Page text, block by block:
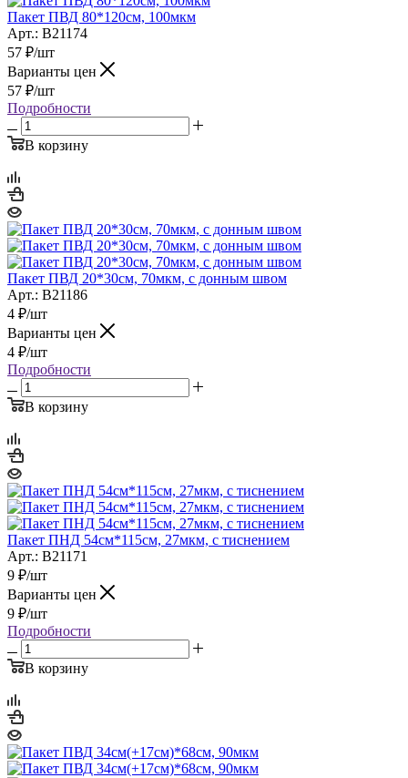
Пакет ПВД 80*120см, 100мкм
Арт.: B21174
57 ₽/шт
Варианты цен
57 ₽/шт
Подробности
В корзину
Пакет ПВД 20*30см, 70мкм, с донным швом
Арт.: B21186
4 ₽/шт
Варианты цен
4 ₽/шт
Подробности
В корзину
Пакет ПНД 54см*115см, 27мкм, с тиснением
Арт.: B21171
9 ₽/шт
Варианты цен
9 ₽/шт
Подробности
В корзину